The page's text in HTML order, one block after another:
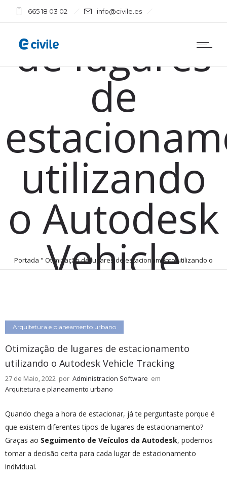
665 18 03 02 info@civile.es
Otimização
de lugares
de
utilizando
o Autodesk
Vehicle
27 de Maio, 2022 por Administracion Software
Portada " Otimização de lugares de estacionamento utilizando o
Arquitetura e planeamento urbano
Otimização de lugares de estacionamento
utilizando o Autodesk Vehicle Tracking
27 de Maio, 2022 por Administracion Software em
Arquitetura e planeamento urbano
Quando chega a hora de estacionar, já te perguntaste porque é
que existem diferentes tipos de lugares de estacionamento?
Graças ao Seguimento de Veículos da Autodesk, podemos
tomar a decisão certa para cada lugar de estacionamento
individual.